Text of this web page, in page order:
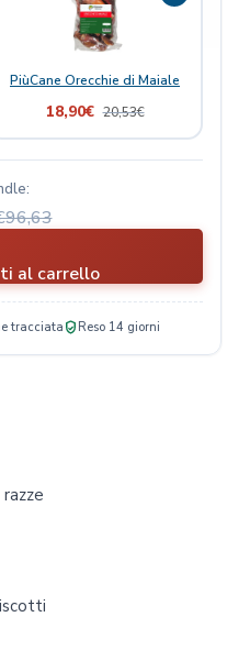
Banana
PiùCane Orecchie di Maiale
18,90€ 20,53€
al carrello
tracciata Reso 14 giorni